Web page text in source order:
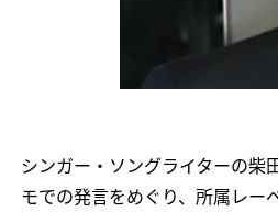
シンガー・ソングライターの柴
モでの発言をめぐり、所属レー